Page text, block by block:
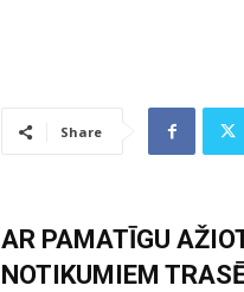
Share
AR PAMATĪGU
NOTIKUMIEM